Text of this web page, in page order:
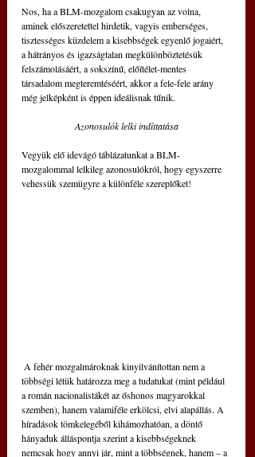
Nos, ha a BLM-mozgalom csakugyan az volna,
aminek előszeretettel hirdetik, vagyis emberséges,
tisztességes küzdelem a kisebbségek egyenlő jogaiért,
a hátrányos és igazságtalan megkülönböztetésük
felszámolásáért, a sokszínű, előítélet-mentes
társadalom megteremtéséért, akkor a fele-fele arány
még jelképként is éppen ideálisnak tűnik.
Azonosulók lelki indíttatása
Vegyük elő idevágó táblázatunkat a BLM-
mozgalommal lelkileg azonosulókról, hogy egyszerre
vehessük szemügyre a különféle szereplőket!
többségi létük határozza meg a tudatukat (mint például
a román nacionalistákét az őshonos magyarokkal
szemben), hanem valamiféle erkölcsi, elvi alapállás. A
híradások tömkelegéből kihámozhatóan, a döntő
hányaduk álláspontja szerint a kisebbségeknek
nemcsak hogy annyi jár, mint a többségnek, hanem – a